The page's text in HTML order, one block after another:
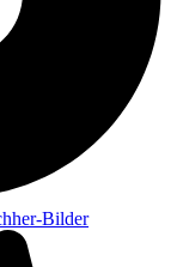
Bilder